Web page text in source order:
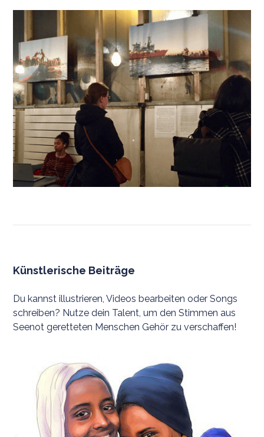
Künstlerische Beiträge
Du kannst illustrieren, Videos bearbeiten oder Songs
schreiben? Nutze dein Talent, um den Stimmen aus
Seenot geretteten Menschen Gehör zu verschaffen!